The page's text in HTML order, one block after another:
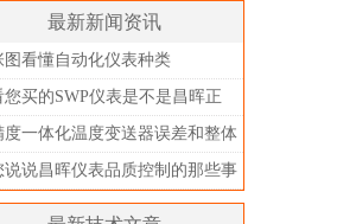
最新新闻资讯
图看懂自动化仪表种类
您买的SWP仪表是不是昌晖正
别被忽悠了
度一体化温度变送器误差和整体
说说昌晖仪表品质控制的那些事